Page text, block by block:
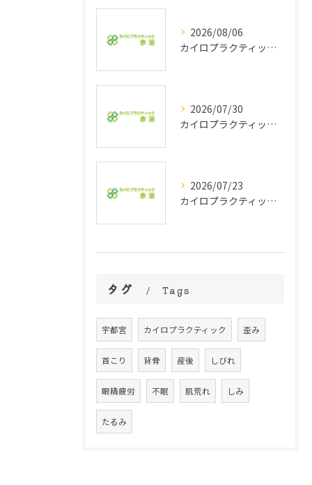
2026/08/06
カイロプラクティックで肩甲骨ケアを受けるなら栃木県で効果と通院頻度を知るガイド
2026/07/30
カイロプラクティックとリラクゼーションの違いや効果的な選び方を徹底解説
2026/07/23
カイロプラクティックのトリートメントを栃木県で受ける人のための料金相場と選び方ガイド
タグ Tags
宇都宮 カイロプラクティック 歪み
首こり 背骨 産後 しびれ
眼精疲労 不眠 肌荒れ しみ
たるみ